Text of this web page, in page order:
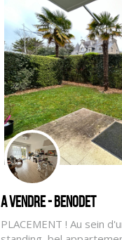
A vendre - BENODET
PLACEMENT ! Au sein